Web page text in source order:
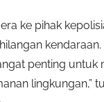
ke pihak
kendaraan.
penting untuk
lingkungan,”